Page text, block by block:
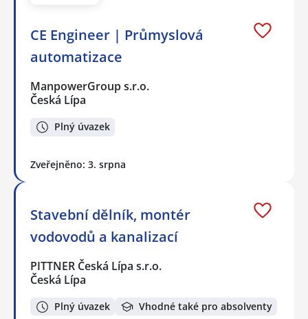
CE Engineer | Průmyslová
automatizace
ManpowerGroup s.r.o.
Česká Lípa
Plný úvazek
Zveřejněno: 3. srpna
Stavební dělník, montér
vodovodů a kanalizací
PITTNER Česká Lípa s.r.o.
Česká Lípa
Plný úvazek Vhodné také pro absolventy